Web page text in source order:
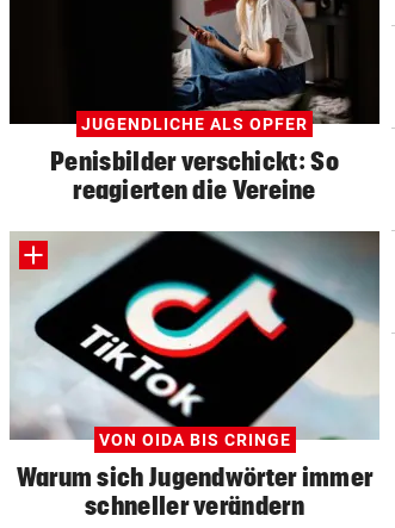
JUGENDLICHE ALS OPFER
Penisbilder verschickt: So
reagierten die Vereine
VON OIDA BIS CRINGE
Warum sich Jugendwörter immer
schneller verändern